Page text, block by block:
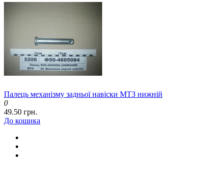
Палець механізму задньої навіски МТЗ нижній
0
49.50 грн.
До кошика